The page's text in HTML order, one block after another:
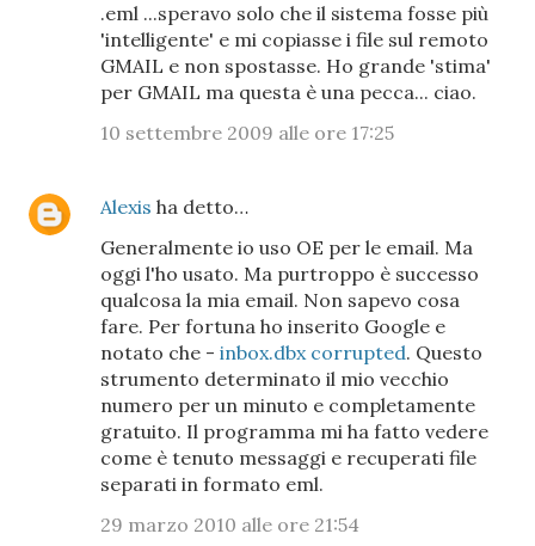
.eml ...speravo solo che il sistema fosse più
'intelligente' e mi copiasse i file sul remoto
GMAIL e non spostasse. Ho grande 'stima'
per GMAIL ma questa è una pecca... ciao.
10 settembre 2009 alle ore 17:25
Alexis ha detto…
Generalmente io uso OE per le email. Ma
oggi l'ho usato. Ma purtroppo è successo
qualcosa la mia email. Non sapevo cosa
fare. Per fortuna ho inserito Google e
notato che - inbox.dbx corrupted. Questo
strumento determinato il mio vecchio
numero per un minuto e completamente
gratuito. Il programma mi ha fatto vedere
come è tenuto messaggi e recuperati file
separati in formato eml.
29 marzo 2010 alle ore 21:54